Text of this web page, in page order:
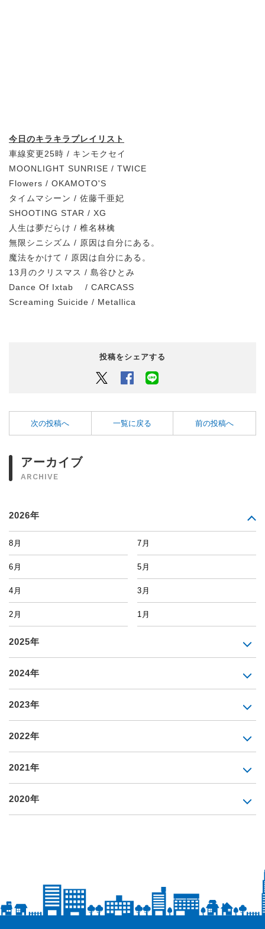
今日のキラキラプレイリスト
車線変更25時 / キンモクセイ
MOONLIGHT SUNRISE / TWICE
Flowers / OKAMOTO'S
タイムマシーン / 佐藤千亜妃
SHOOTING STAR / XG
人生は夢だらけ / 椎名林檎
無限シニシズム / 原因は自分にある。
魔法をかけて / 原因は自分にある。
13月のクリスマス / 島谷ひとみ
Dance Of Ixtab / CARCASS
Screaming Suicide / Metallica
投稿をシェアする
Twitter Facebook
次の投稿へ 一覧に戻る 前の投稿へ
アーカイブ
ARCHIVE
2026年
8月 7月
6月 5月
4月 3月
2月 1月
2025年
2024年
2023年
2022年
2021年
2020年